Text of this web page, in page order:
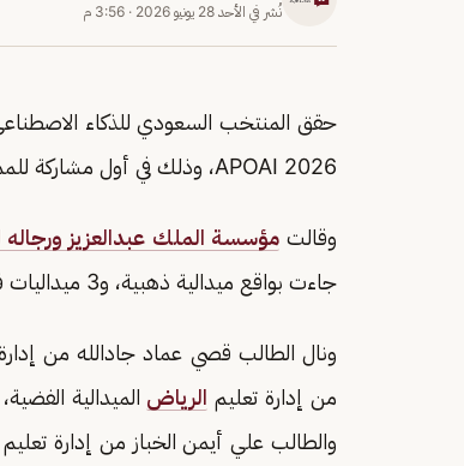
نُشر في الأحد 28 يونيو 2026 · 3:56 م
APOAI 2026، وذلك في أول مشاركة للمملكة في هذه المسابقة الدولية الناشئة.
وقالتمؤسسة الملك عبدالعزيز ورجاله
جاءت بواقع ميدالية ذهبية، و3 ميداليات فضية، وشهادتي تقدير.
ونال الطالب قصي عماد جادالله من
من إدارة تعليم الرياض الميدالية
والطالب علي أيمن الخباز من إدارة تعليم